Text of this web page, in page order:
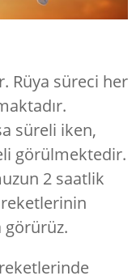
Rüya süreci her
süreli iken,
görülmektedir.
2 saatlik
görürüz.